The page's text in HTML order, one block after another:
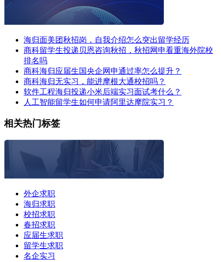
海归面美团秋招岗，自我介绍怎么突出留学经历
商科留学生投递贝恩咨询秋招，秋招网申看重海外院校
排名吗
商科海归应届生国央企网申通过率怎么提升？
商科海归无实习，能进摩根大通校招吗？
软件工程海归投递小米后端实习面试考什么？
人工智能留学生如何申请阿里达摩院实习？
相关热门标签
外企求职
海归求职
校招求职
春招求职
应届生求职
留学生求职
名企实习